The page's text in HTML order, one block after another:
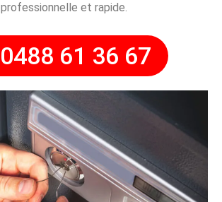
professionnelle et rapide.
0488 61 36 67